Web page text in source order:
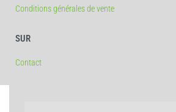
Conditions générales de vente
SUR
Contact